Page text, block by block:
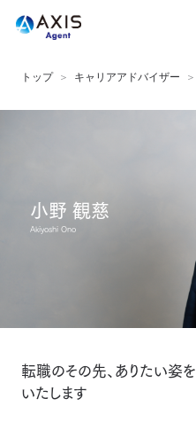
トップ キャリアアドバイザー
小野 観慈
Akiyoshi Ono
転職のその先、ありたい姿
いたします